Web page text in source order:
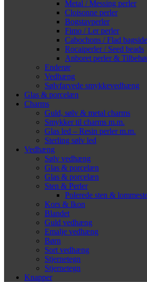
Metal / Messing perler
Cloisonne perler
Bogstavperler
Fimo / Ler perler
Cabochons / Flad
Rocaiperler / Seed beads
Anboret perler &
Enderør
Vedhæng
Sølvfarvede smykkevedhæng
Glas & porcelæn
Charms
Guld, sølv & metal charms
Smykker til charms m.m.
Glas led – Resin perler m.m.
Sterling sølv led
Vedhæng
Sølv vedhæng
Glas & porcelæn
Glas & porcelæn
Sten & Perler
Polerede sten &
Kors & Ikon
Blandet
Guld vedhæng
Emalje vedhæng
Børn
Sort vedhæng
Stjernetegn
Stjernetegn
Knapper